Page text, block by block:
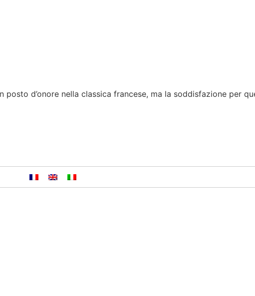
posto d’onore nella classica francese, ma la soddisfazione per